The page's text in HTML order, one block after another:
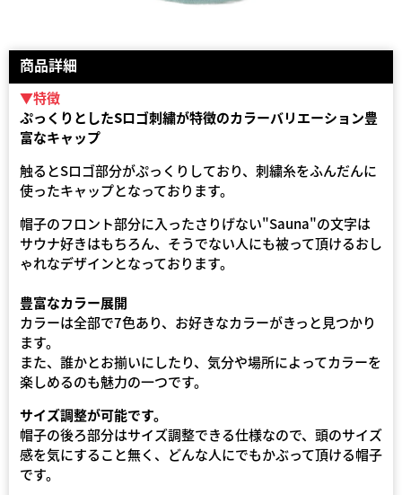
商品詳細
▼特徴
ぷっくりとしたSロゴ刺繍が特徴のカラーバリエーション豊
富なキャップ
触るとSロゴ部分がぷっくりしており、刺繍糸をふんだんに
使ったキャップとなっております。
帽子のフロント部分に入ったさりげない"Sauna"の文字は
サウナ好きはもちろん、そうでない人にも被って頂けるおし
ゃれなデザインとなっております。
豊富なカラー展開
カラーは全部で7色あり、お好きなカラーがきっと見つかり
ます。
また、誰かとお揃いにしたり、気分や場所によってカラーを
楽しめるのも魅力の一つです。
サイズ調整が可能です。
帽子の後ろ部分はサイズ調整できる仕様なので、頭のサイズ
感を気にすること無く、どんな人にでもかぶって頂ける帽子
です。